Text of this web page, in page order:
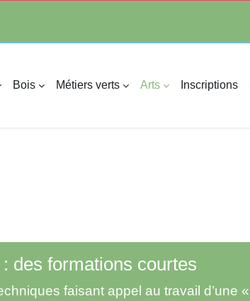
Bois Métiers verts Arts Inscriptions
des formations courtes
faisant appel au travail d’une